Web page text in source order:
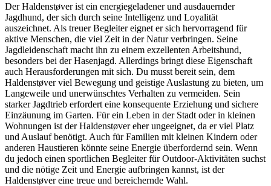
Der Haldenstøver ist ein energiegeladener und ausdauernder
Jagdhund, der sich durch seine Intelligenz und Loyalität
auszeichnet. Als treuer Begleiter eignet er sich hervorragend für
aktive Menschen, die viel Zeit in der Natur verbringen. Seine
Jagdleidenschaft macht ihn zu einem exzellenten Arbeitshund,
besonders bei der Hasenjagd. Allerdings bringt diese Eigenschaft
auch Herausforderungen mit sich. Du musst bereit sein, dem
Haldenstøver viel Bewegung und geistige Auslastung zu bieten, um
Langeweile und unerwünschtes Verhalten zu vermeiden. Sein
starker Jagdtrieb erfordert eine konsequente Erziehung und sichere
Einzäunung im Garten. Für ein Leben in der Stadt oder in kleinen
Wohnungen ist der Haldenstøver eher ungeeignet, da er viel Platz
und Auslauf benötigt. Auch für Familien mit kleinen Kindern oder
anderen Haustieren könnte seine Energie überfordernd sein. Wenn
du jedoch einen sportlichen Begleiter für Outdoor-Aktivitäten suchst
und die nötige Zeit und Energie aufbringen kannst, ist der
Haldenstøver eine treue und bereichernde Wahl.